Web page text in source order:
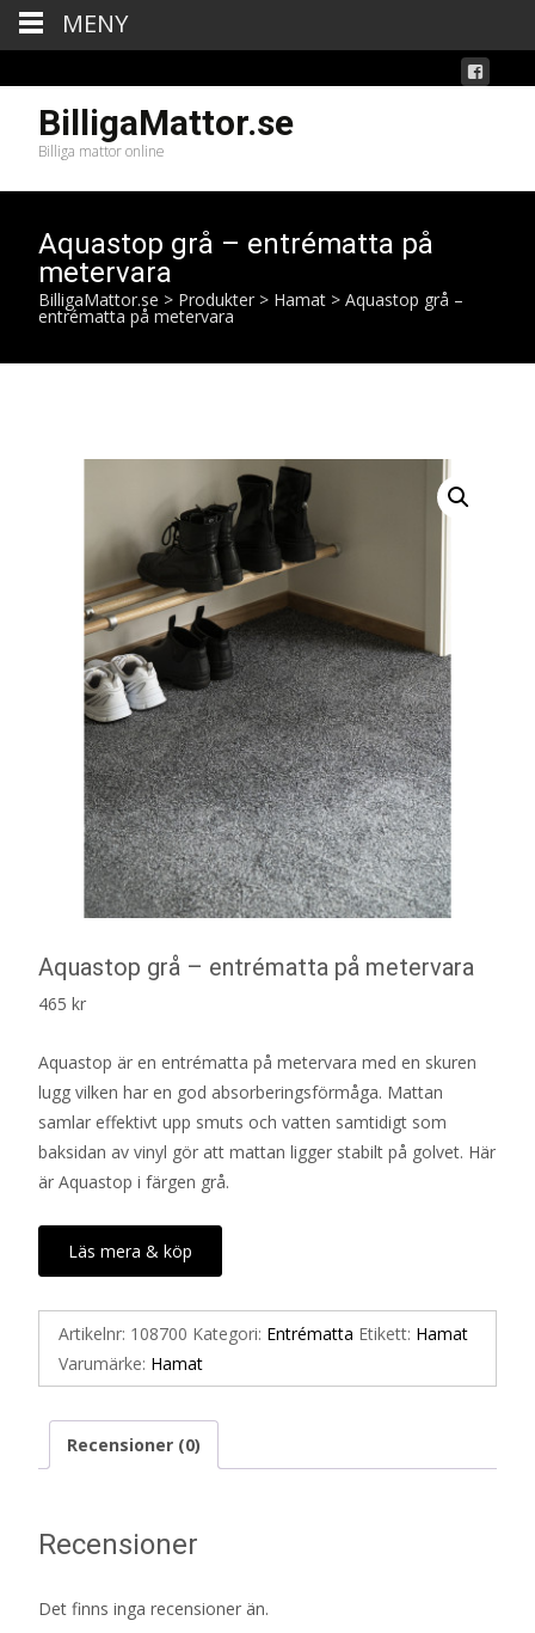
BilligaMattor.se
Billiga mattor online
Aquastop grå – entrématta på
metervara
BilligaMattor.se > Produkter > Hamat > Aquastop grå –
entrématta på metervara
Aquastop grå – entrématta på metervara
465 kr
Aquastop är en entrématta på metervara med en skuren
lugg vilken har en god absorberingsförmåga. Mattan
samlar effektivt upp smuts och vatten samtidigt som
baksidan av vinyl gör att mattan ligger stabilt på golvet. Här
är Aquastop i färgen grå.
Läs mera & köp
Artikelnr: 108700 Kategori: Entrématta Etikett: Hamat
Varumärke: Hamat
Recensioner (0)
Recensioner
Det finns inga recensioner än.
MENY